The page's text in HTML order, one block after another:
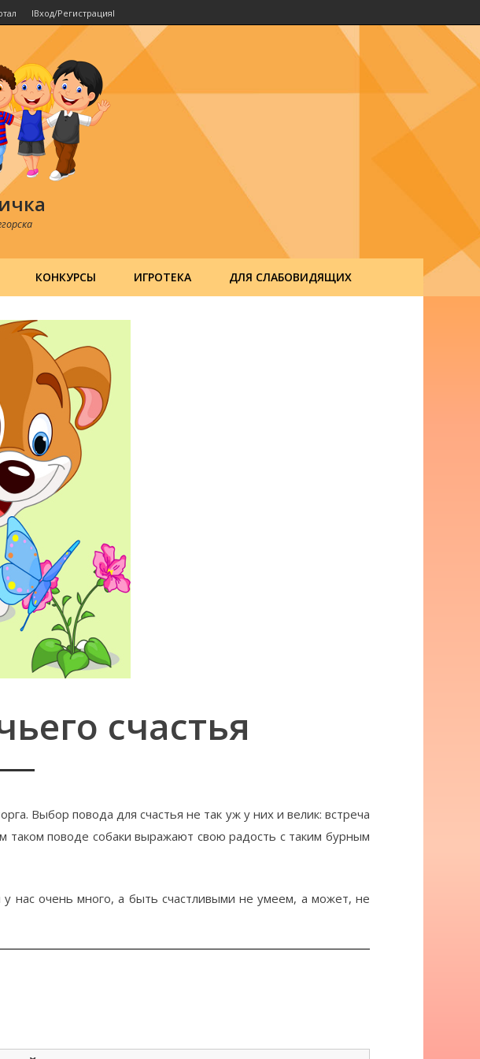
IВход/РегистрацияI
КОНКУРСЫ ИГРОТЕКА ДЛЯ СЛАБОВИДЯЩИХ
счастья
Выбор повода для счастья не так уж у них и велик: встреча
таком поводе собаки выражают свою радость с таким бурным
нас очень много, а быть счастливыми не умеем, а может, не